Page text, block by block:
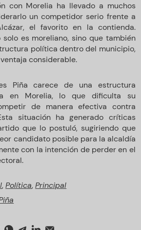
con Morelia ha llevado a muchos
un competidor serio frente a
el favorito en la contienda.
solo es moreliano, sino que también
política dentro del municipio,
considerable.
Piña carece de una estructura
en Morelia, lo que dificulta su
de manera efectiva contra
situación ha generado críticas
que lo postuló, sugiriendo que
candidato posible para la alcaldía
con la intención de perder en el
,Política,Principal